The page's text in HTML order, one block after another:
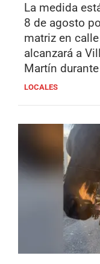
La medida
8 de agosto
matriz en
alcanzará a
Martín
LOCALES